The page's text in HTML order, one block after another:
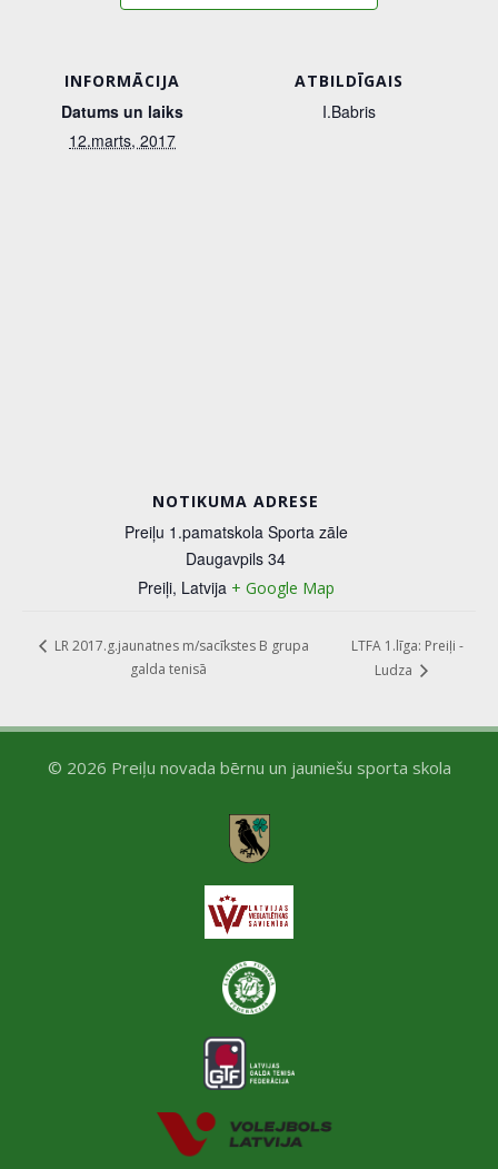
INFORMĀCIJA
Datums un laiks
12.marts, 2017
ATBILDĪGAIS
I.Babris
NOTIKUMA ADRESE
Preiļu 1.pamatskola Sporta zāle
Daugavpils 34
Preiļi, Latvija + Google Map
LR 2017.g.jaunatnes m/sacīkstes B grupa
galda tenisā
LTFA 1.līga: Preiļi -
Ludza
© 2026 Preiļu novada bērnu un jauniešu sporta skola